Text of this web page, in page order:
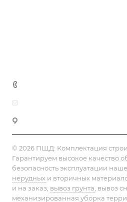
© 2026 ПЩД: Комплектация
Гарантируем высокое качество
безопасность эксплуатации
нерудных и вторичных
и на заказ, вывоз грунта , вывоз
механизированная уборка